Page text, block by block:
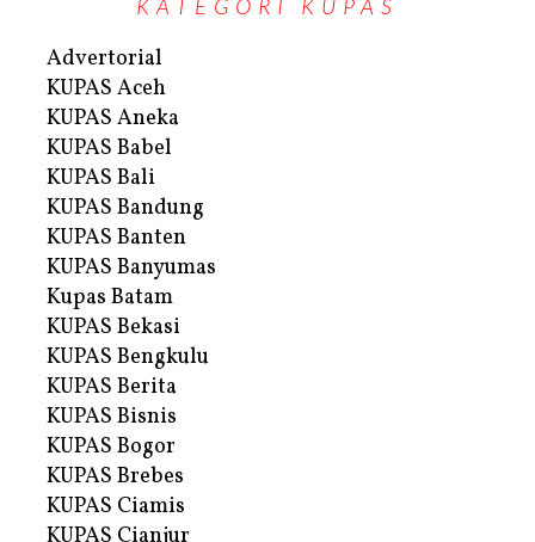
KATEGORI KUPAS
Advertorial
KUPAS Aceh
KUPAS Aneka
KUPAS Babel
KUPAS Bali
KUPAS Bandung
KUPAS Banten
KUPAS Banyumas
Kupas Batam
KUPAS Bekasi
KUPAS Bengkulu
KUPAS Berita
KUPAS Bisnis
KUPAS Bogor
KUPAS Brebes
KUPAS Ciamis